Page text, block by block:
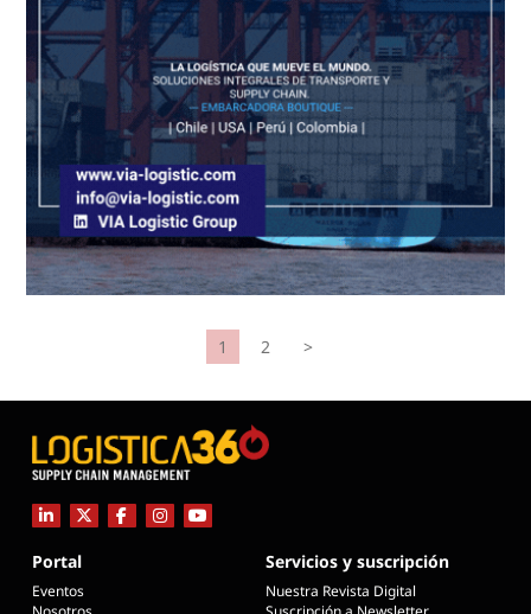
1 2 >
Portal
Eventos
Servicios y suscripción
Nuestra Revista Digital